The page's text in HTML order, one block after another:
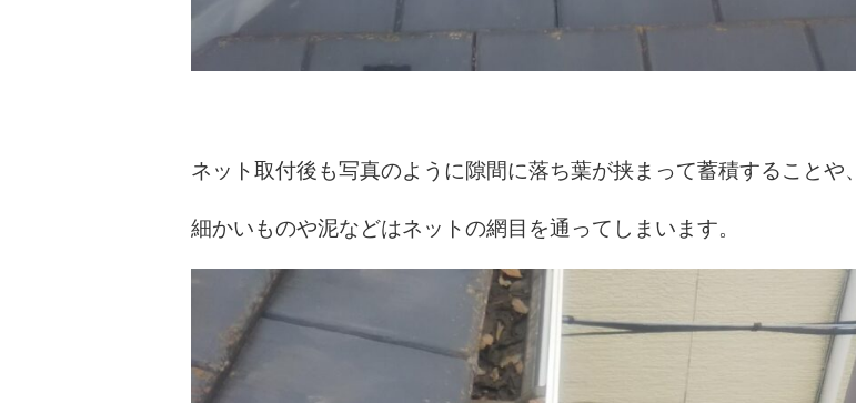
ネット取付後も写真のように隙間に落ち葉が挟まって蓄積することや、
細かいものや泥などはネットの網目を通ってしまいます。